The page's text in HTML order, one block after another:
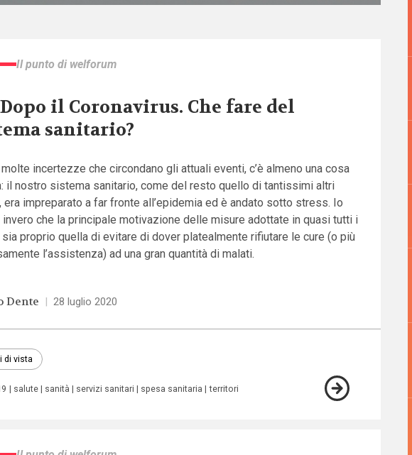
Il punto di welforum
Dopo il Coronavirus. Che fare del
sanitario?
molte incertezze che circondano gli attuali eventi, c’è almeno una cosa
il nostro sistema sanitario, come del resto quello di tantissimi altri
era impreparato a far fronte all’epidemia ed è andato sotto stress. Io
invero che la principale motivazione delle misure adottate in quasi tutti i
proprio quella di evitare di dover platealmente rifiutare le cure (o più
l’assistenza) ad una gran quantità di malati.
Dente 28 luglio 2020
di vista
salute sanità servizi sanitari spesa sanitaria territori